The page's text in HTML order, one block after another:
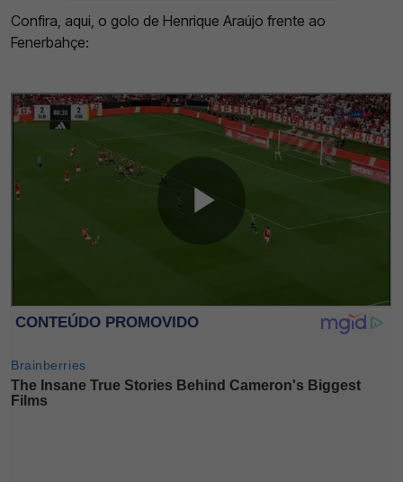
Confira, aqui, o golo de Henrique Araújo frente ao
Fenerbahçe: